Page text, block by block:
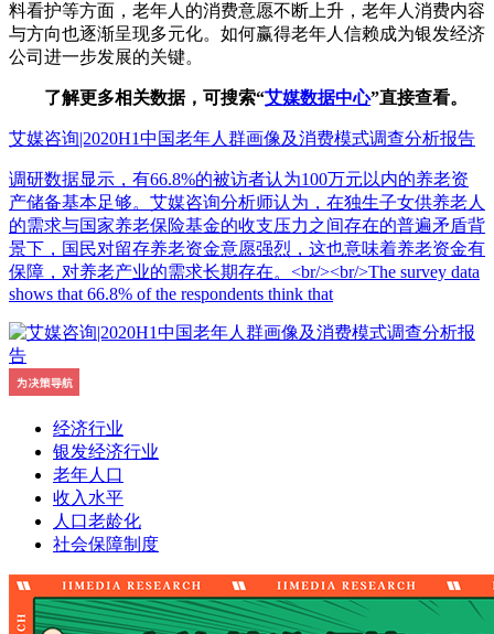
料看护等方面，老年人的消费意愿不断上升，老年人消费内容
与方向也逐渐呈现多元化。如何赢得老年人信赖成为银发经济
公司进一步发展的关键。
了解更多相关数据，可搜索“艾媒数据中心”直接查看。
艾媒咨询|2020H1中国老年人群画像及消费模式调查分析报告
调研数据显示，有66.8%的被访者认为100万元以内的养老资
产储备基本足够。艾媒咨询分析师认为，在独生子女供养老人
的需求与国家养老保险基金的收支压力之间存在的普遍矛盾背
景下，国民对留存养老资金意愿强烈，这也意味着养老资金有
保障，对养老产业的需求长期存在。<br/><br/>The survey data
shows that 66.8% of the respondents think that
经济行业
银发经济行业
老年人口
收入水平
人口老龄化
社会保障制度